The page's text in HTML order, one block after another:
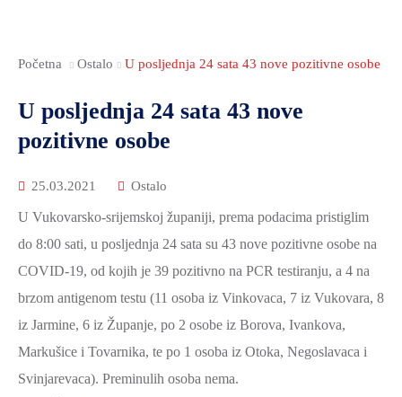
Početna Ostalo U posljednja 24 sata 43 nove pozitivne osobe
U posljednja 24 sata 43 nove
pozitivne osobe
25.03.2021 Ostalo
U Vukovarsko-srijemskoj županiji, prema podacima pristiglim
do 8:00 sati, u posljednja 24 sata su 43 nove pozitivne osobe na
COVID-19, od kojih je 39 pozitivno na PCR testiranju, a 4 na
brzom antigenom testu (11 osoba iz Vinkovaca, 7 iz Vukovara, 8
iz Jarmine, 6 iz Županje, po 2 osobe iz Borova, Ivankova,
Markušice i Tovarnika, te po 1 osoba iz Otoka, Negoslavaca i
Svinjarevaca). Preminulih osoba nema.